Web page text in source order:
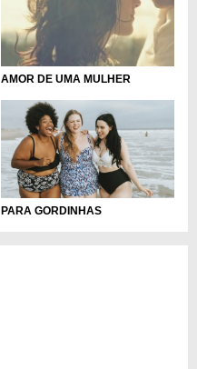
AMOR DE UMA MULHER
PARA GORDINHAS